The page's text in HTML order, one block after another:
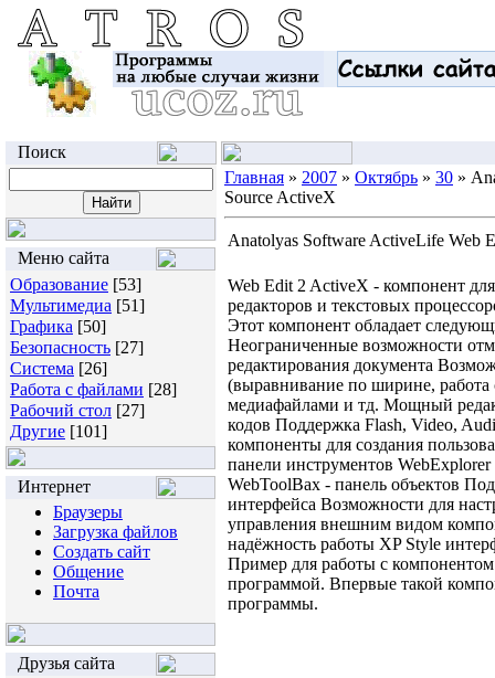
Поиск
Меню сайта
Образование [53]
Мультимедиа [51]
Графика [50]
Безопасность [27]
Система [26]
Работа с файлами [28]
Рабочий стол [27]
Другие [101]
Интернет
Браузеры
Загрузка файлов
Создать сайт
Общение
Почта
Друзья сайта
Главная » 2007 » Октябрь » 30 »
Source ActiveX
Anatolyas Software ActiveLife Web
Web Edit 2 ActiveX - компонент
редакторов и текстовых
Этот компонент обладает
Неограниченные возможности
редактирования документа
(выравнивание по ширине, работа
медиафайлами и тд. Мощный
кодов Поддержка Flash, Video,
компоненты для создания
панели инструментов
WebToolBax - панель объектов
интерфейса Возможности для
управления внешним видом
надёжность работы XP Style
Пример для работы с
программой. Впервые такой
программы.